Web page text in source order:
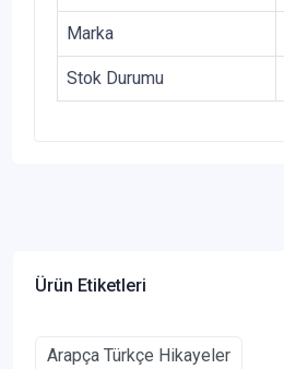
Marka
Stok Durumu
Ürün Etiketleri
Arapça Türkçe Hikayeler